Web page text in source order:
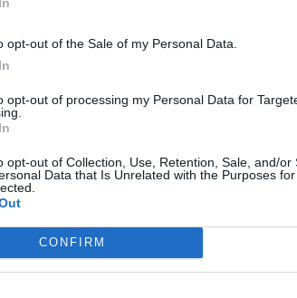
opt-out of the Sale of my Personal Data.
opt-out of processing my Personal Data for
opt-out of Collection, Use, Retention, Sale, and/or
Data that Is Unrelated with the Purposes
CONFIRM
no admite el gaymonio... bendecido
de la Unión Europea
08/08/26 06:00